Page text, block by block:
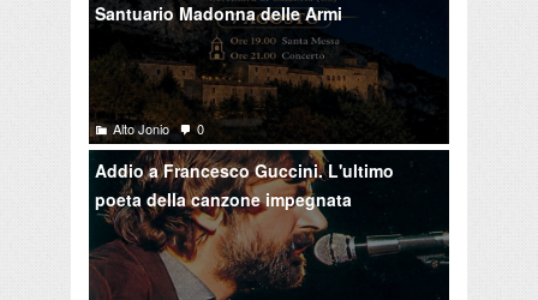
Santuario Madonna delle Armi
Alto Jonio 0
Addio a Francesco Guccini. L'ultimo
poeta della canzone impegnata